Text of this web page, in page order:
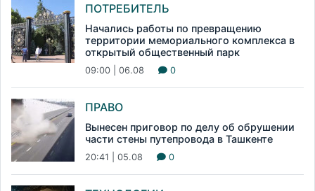
ПОТРЕБИТЕЛЬ
Начались работы по превращению
территории мемориального комплекса в
открытый общественный парк
09:00 | 06.08 0
ПРАВО
Вынесен приговор по делу об обрушении
части стены путепровода в Ташкенте
20:41 | 05.08 0